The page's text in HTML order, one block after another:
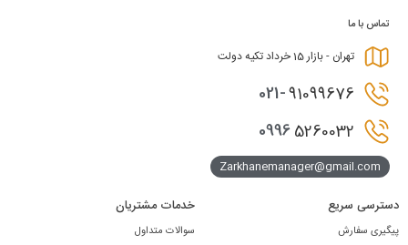
تماس با ما
تهران - بازار 15 خرداد تکیه دولت
021-91099676
09965260032
Zarkhanemanager@gmail.com
دسترسی سریع
پیگیری سفارش
خدمات مشتریان
سوالات متداول